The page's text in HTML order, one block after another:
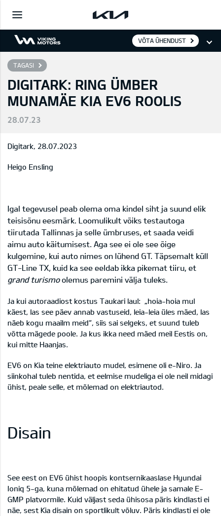
VÕTA ÜHENDUST
TAGASI
DIGITARK: RING ÜMBER
MUNAMÄE KIA EV6 ROOLIS
28.07.23
Digitark, 28.07.2023
Heigo Ensling
Igal tegevusel peab olema oma kindel siht ja suund elik
teisisõnu eesmärk. Loomulikult võiks testautoga
tiirutada Tallinnas ja selle ümbruses, et saada veidi
aimu auto käitumisest. Aga see ei ole see õige
kulgemine, kui auto nimes on lühend GT. Täpsemalt küll
GT-Line TX, kuid ka see eeldab ikka pikemat tiiru, et
grand turismoolemus paremini välja tuleks.
Ja kui autoraadiost kostus Taukari laul: „hoia-hoia mul
käest, las see päev annab vastuseid, leia-leia üles mäed, las
näeb kogu maailm meid“, siis sai selgeks, et suund tuleb
võtta mägede poole. Ja kus ikka need mäed meil Eestis on,
kui mitte Haanjas.
EV6 on Kia teine elektriauto mudel, esimene oli e-Niro. Ja
siinkohal tuleb nentida, et eelmise mudeliga ei ole neil midagi
ühist, peale selle, et mõlemad on elektriautod.
Disain
See eest on EV6 ühist hoopis kontsernikaaslase Hyundai
Ioniq 5-ga, kuna mõlemad on ehitatud ühele ja samale E-
GMP platvormile. Kuid väljast seda ühisosa päris kindlasti ei
näe, sest Kia disain on sportlikult võluv. Päris kindlasti ei ole